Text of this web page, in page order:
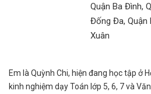
Quận Ba Đình,
Đống Đa, Quận
Xuân
Em là Quỳnh Chi, hiện đang học tập ở
kinh nghiệm dạy Toán lớp 5, 6, 7 và